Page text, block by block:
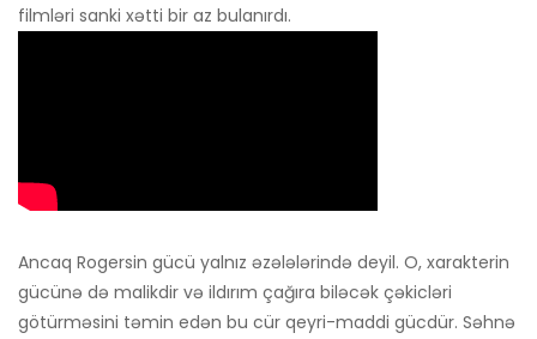
filmləri sanki xətti bir az bulanırdı.
Ancaq Rogersin gücü yalnız əzələlərində deyil. O, xarakterin
gücünə də malikdir və ildırım çağıra biləcək çəkicləri
götürməsini təmin edən bu cür qeyri-maddi gücdür. Səhnə